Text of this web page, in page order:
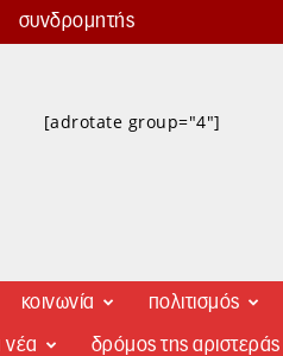
συνδρομητής
[adrotate group="4"]
κοινωνία πολιτισμός
νέα δρόμος της αριστεράς